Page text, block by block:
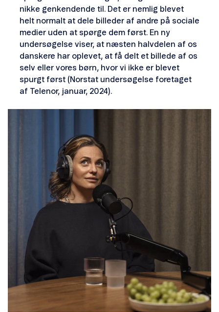
nikke genkendende til. Det er nemlig blevet
helt normalt at dele billeder af andre på sociale
medier uden at spørge dem først. En ny
undersøgelse viser, at næsten halvdelen af os
danskere har oplevet, at få delt et billede af os
selv eller vores børn, hvor vi ikke er blevet
spurgt først (Norstat undersøgelse foretaget
af Telenor, januar, 2024).